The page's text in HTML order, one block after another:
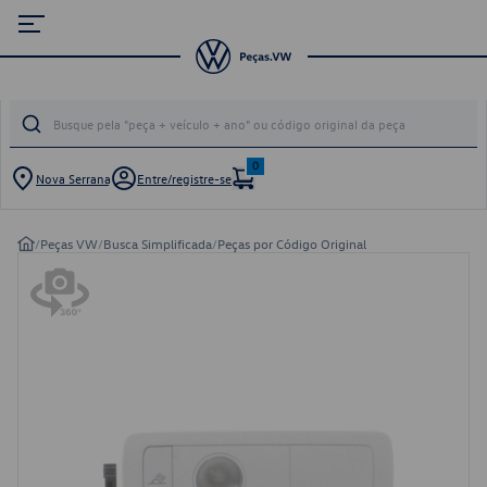
Nova Serrana Entre/registre-se
0
/Peças VW/Busca Simplificada/Peças por Código Original